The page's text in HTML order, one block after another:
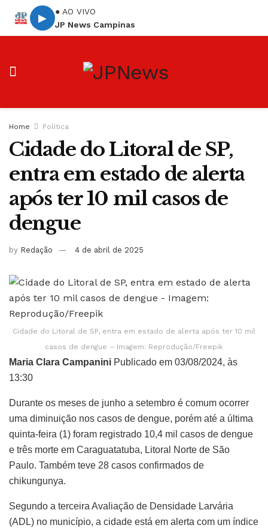
▶
● AO VIVO
JP News Campinas
Home Política
Cidade do Litoral de SP,
entra em estado de alerta
após ter 10 mil casos de
dengue
by Redação 4 de abril de 2025
Cidade do Litoral de SP, entra em estado de alerta após ter 10 mil
casos de dengue – Imagem: Reprodução/Freepik
Maria Clara Campanini Publicado em 03/08/2024, às
13:30
Durante os meses de junho a setembro é comum ocorrer
uma diminuição nos casos de dengue, porém até a última
quinta-feira (1) foram registrado 10,4 mil casos de dengue
e três morte em Caraguatatuba, Litoral Norte de São
Paulo. Também teve 28 casos confirmados de
chikungunya.
Segundo a terceira Avaliação de Densidade Larvária
(ADL) no município, a cidade está em alerta com um índice